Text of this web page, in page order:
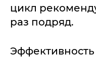
цикл
раз подряд.